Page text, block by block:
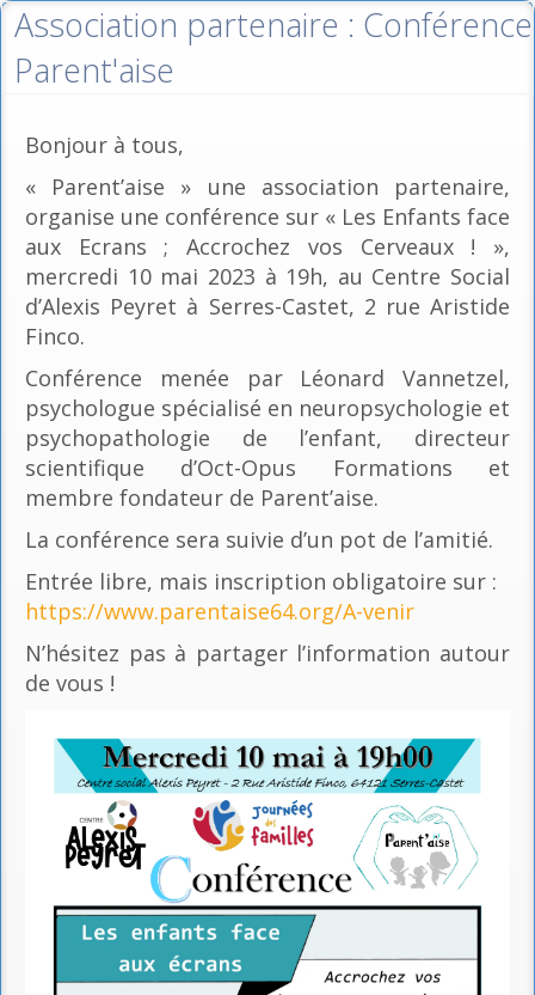
Association partenaire : Conférence
Parent'aise
Bonjour à tous,
« Parent’aise » une association partenaire,
organise une conférence sur « Les Enfants face
aux Ecrans ; Accrochez vos Cerveaux ! »,
mercredi 10 mai 2023 à 19h, au Centre Social
d’Alexis Peyret à Serres-Castet, 2 rue Aristide
Finco.
Conférence menée par Léonard Vannetzel,
psychologue spécialisé en neuropsychologie et
psychopathologie de l’enfant, directeur
scientifique d’Oct-Opus Formations et
membre fondateur de Parent’aise.
La conférence sera suivie d’un pot de l’amitié.
Entrée libre, mais inscription obligatoire sur :
https://www.parentaise64.org/A-venir
N’hésitez pas à partager l’information autour
de vous !